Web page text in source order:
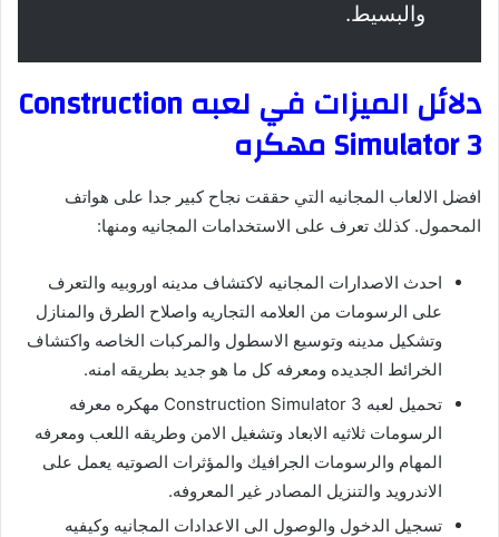
والبسيط.
دلائل الميزات في لعبه Construction
Simulator 3 مهكره
افضل الالعاب المجانيه التي حققت نجاح كبير جدا على هواتف
المحمول. كذلك تعرف على الاستخدامات المجانيه ومنها:
احدث الاصدارات المجانيه لاكتشاف مدينه اوروبيه والتعرف
على الرسومات من العلامه التجاريه واصلاح الطرق والمنازل
وتشكيل مدينه وتوسيع الاسطول والمركبات الخاصه واكتشاف
الخرائط الجديده ومعرفه كل ما هو جديد بطريقه امنه.
تحميل لعبه Construction Simulator 3 مهكره معرفه
الرسومات ثلاثيه الابعاد وتشغيل الامن وطريقه اللعب ومعرفه
المهام والرسومات الجرافيك والمؤثرات الصوتيه يعمل على
الاندرويد والتنزيل المصادر غير المعروفه.
تسجيل الدخول والوصول الى الاعدادات المجانيه وكيفيه